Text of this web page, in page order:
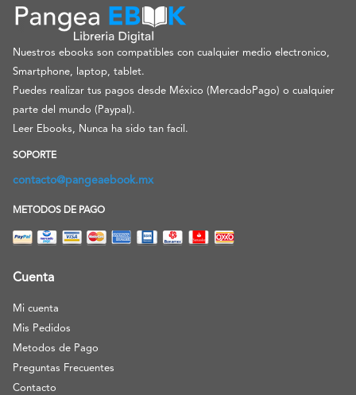
Nuestros ebooks son compatibles con cualquier medio electronico,
Smartphone, laptop, tablet.
Puedes realizar tus pagos desde México (MercadoPago) o cualquier
parte del mundo (Paypal).
Leer Ebooks, Nunca ha sido tan facil.
SOPORTE
contacto@pangeaebook.mx
METODOS DE PAGO
Cuenta
Mi cuenta
Mis Pedidos
Metodos de Pago
Preguntas Frecuentes
Contacto